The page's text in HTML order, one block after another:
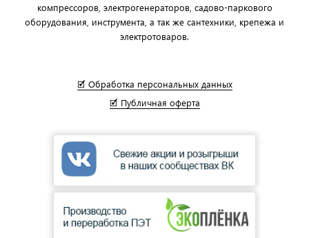
компрессоров, электрогенераторов, садово-паркового
оборудования, инструмента, а так же сантехники, крепежа и
электротоваров.
🗹 Обработка персональных данных
🗹 Публичная оферта